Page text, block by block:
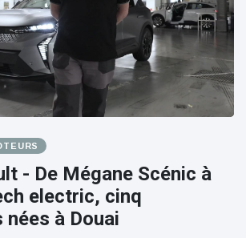
- De Mégane Scénic à
electric, cinq
à Douai